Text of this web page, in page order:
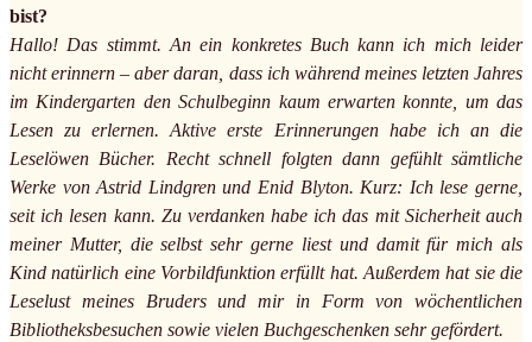
bist?
Hallo! Das stimmt. An ein konkretes Buch kann ich mich leider
nicht erinnern – aber daran, dass ich während meines letzten Jahres
im Kindergarten den Schulbeginn kaum erwarten konnte, um das
Lesen zu erlernen. Aktive erste Erinnerungen habe ich an die
Leselöwen Bücher. Recht schnell folgten dann gefühlt sämtliche
Werke von Astrid Lindgren und Enid Blyton. Kurz: Ich lese gerne,
seit ich lesen kann. Zu verdanken habe ich das mit Sicherheit auch
meiner Mutter, die selbst sehr gerne liest und damit für mich als
Kind natürlich eine Vorbildfunktion erfüllt hat. Außerdem hat sie die
Leselust meines Bruders und mir in Form von wöchentlichen
Bibliotheksbesuchen sowie vielen Buchgeschenken sehr gefördert.